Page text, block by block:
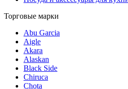
Торговые марки
Abu Garcia
Aigle
Akara
Alaskan
Black Side
Chiruca
Chota